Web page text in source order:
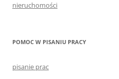
nieruchomości
POMOC W PISANIU PRACY
pisanie prac